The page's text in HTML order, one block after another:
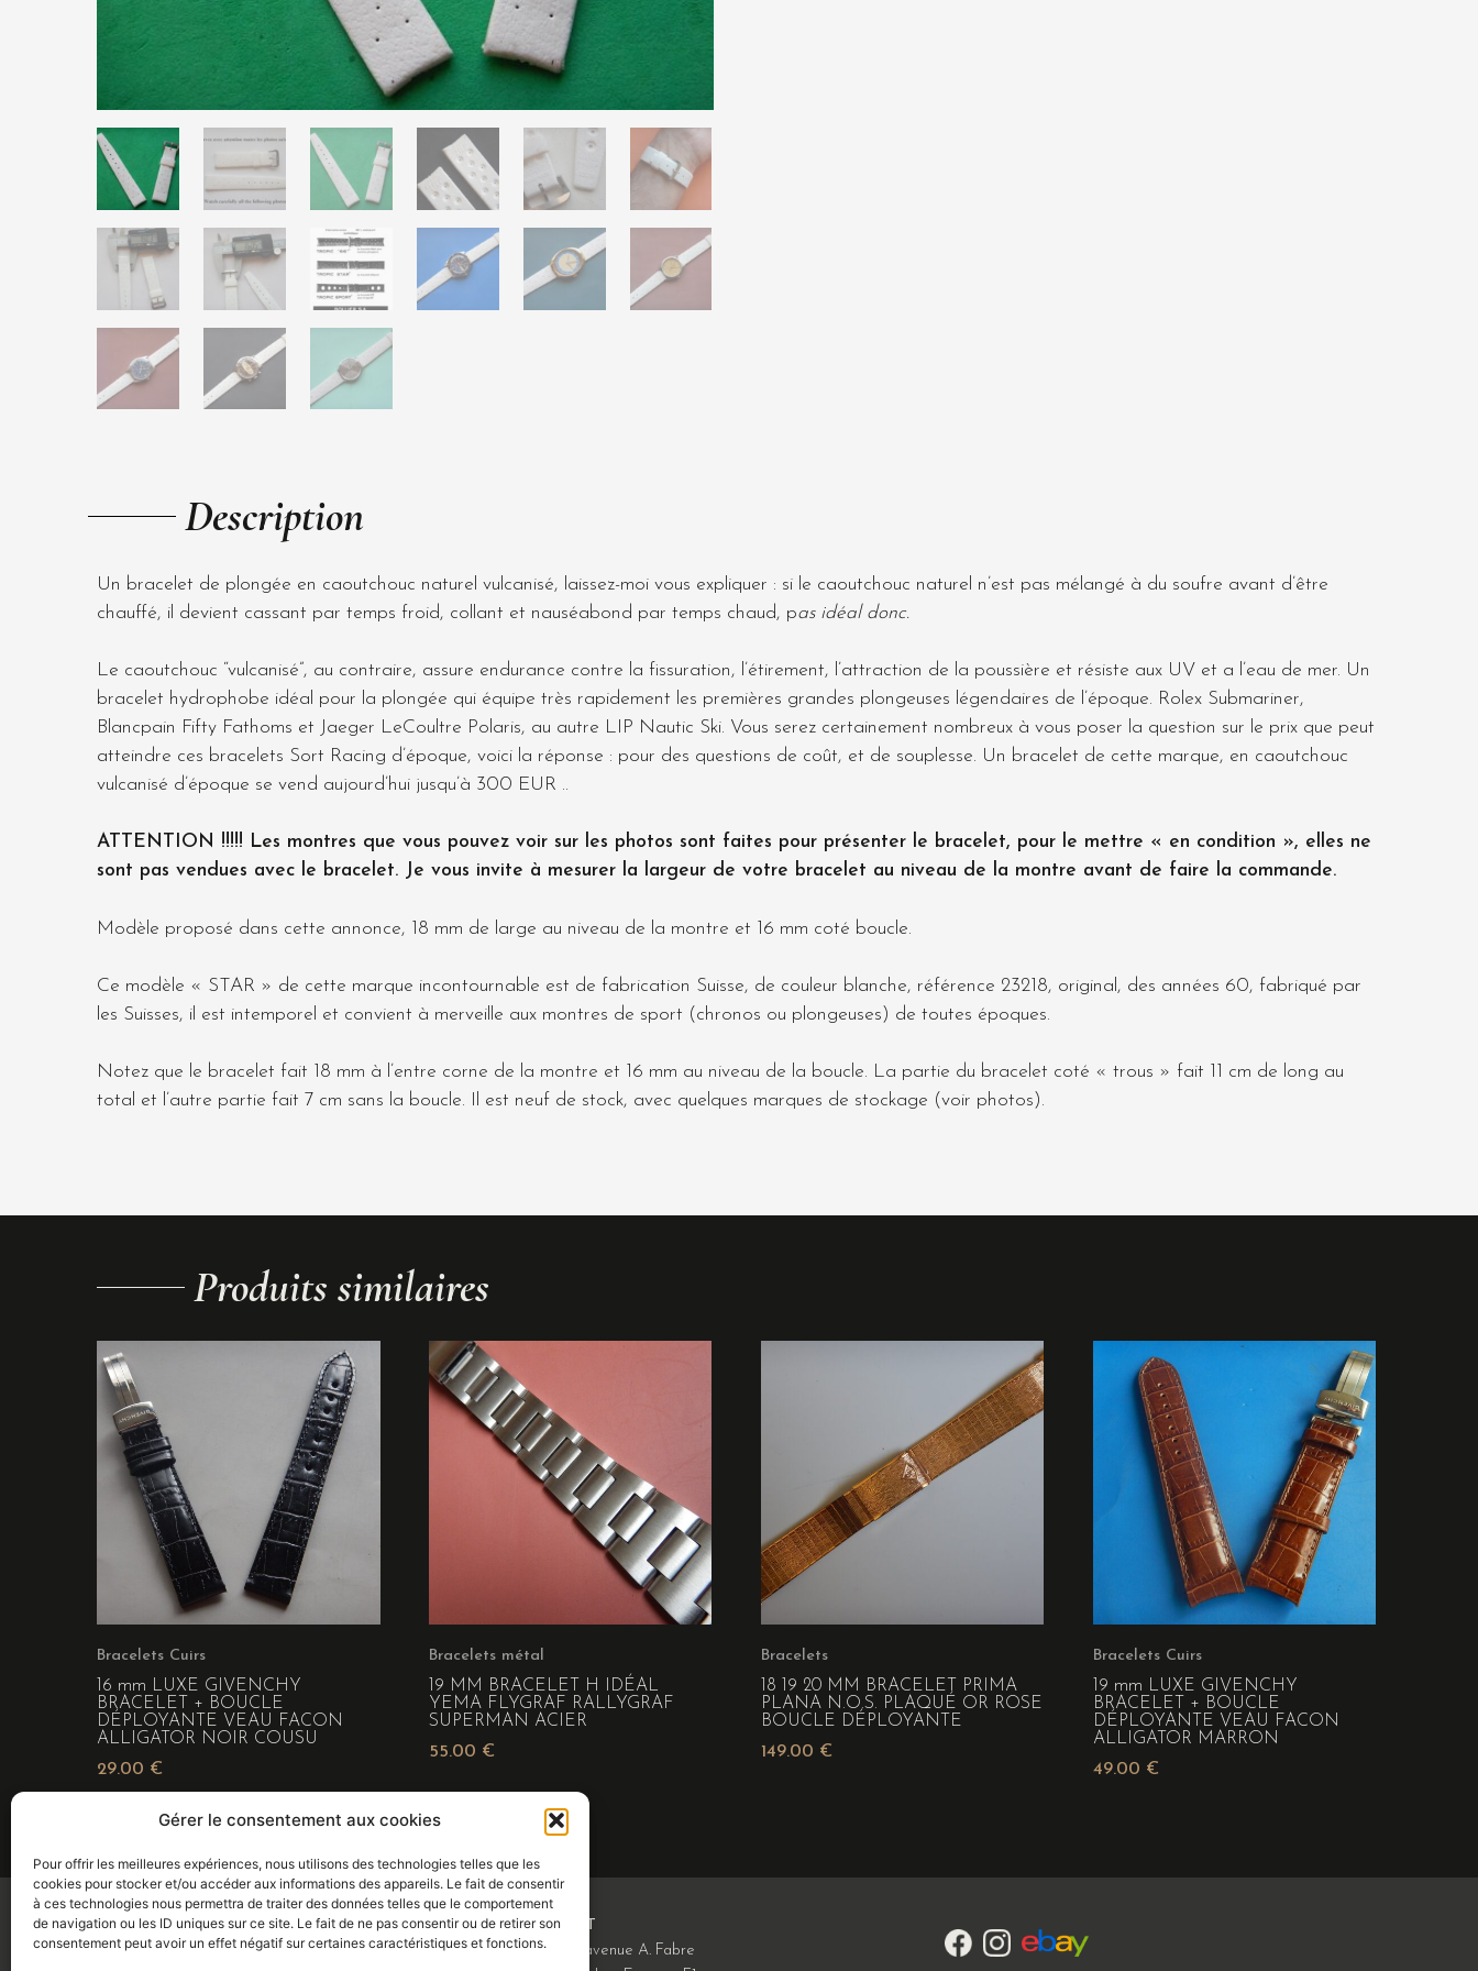
Gérer le consentement aux cookies
Pour offrir les meilleures expériences, nous utilisons des technologies telles que les
cookies pour stocker et/ou accéder aux informations des appareils. Le fait de consentir
à ces technologies nous permettra de traiter des données telles que le comportement
de navigation ou les ID uniques sur ce site. Le fait de ne pas consentir ou de retirer son
consentement peut avoir un effet négatif sur certaines caractéristiques et fonctions.
Description
Un bracelet de plongée en caoutchouc naturel vulcanisé, laissez-moi vous expliquer : si le caoutchouc naturel n’est pas mélangé à du soufre avant d’être
chauffé, il devient cassant par temps froid, collant et nauséabond par temps chaud, pas idéal donc.
Le caoutchouc “vulcanisé”, au contraire, assure endurance contre la fissuration, l’étirement, l’attraction de la poussière et résiste aux UV et a l’eau de mer. Un
bracelet hydrophobe idéal pour la plongée qui équipe très rapidement les premières grandes plongeuses légendaires de l’époque. Rolex Submariner,
Blancpain Fifty Fathoms et Jaeger LeCoultre Polaris, au autre LIP Nautic Ski. Vous serez certainement nombreux à vous poser la question sur le prix que peut
atteindre ces bracelets Sort Racing d’époque, voici la réponse : pour des questions de coût, et de souplesse. Un bracelet de cette marque, en caoutchouc
vulcanisé d’époque se vend aujourd’hui jusqu’à 300 EUR ..
ATTENTION !!!!! Les montres que vous pouvez voir sur les photos sont faites pour présenter le bracelet, pour le mettre « en condition », elles ne
sont pas vendues avec le bracelet. Je vous invite à mesurer la largeur de votre bracelet au niveau de la montre avant de faire la commande.
Modèle proposé dans cette annonce, 18 mm de large au niveau de la montre et 16 mm coté boucle.
Ce modèle « STAR » de cette marque incontournable est de fabrication Suisse, de couleur blanche, référence 23218, original, des années 60, fabriqué par
les Suisses, il est intemporel et convient à merveille aux montres de sport (chronos ou plongeuses) de toutes époques.
Notez que le bracelet fait 18 mm à l’entre corne de la montre et 16 mm au niveau de la boucle. La partie du bracelet coté « trous » fait 11 cm de long au
total et l’autre partie fait 7 cm sans la boucle. Il est neuf de stock, avec quelques marques de stockage (voir photos).
Produits similaires
Bracelets Cuirs
16 mm LUXE GIVENCHY
BRACELET + BOUCLE
DÉPLOYANTE VEAU FACON
ALLIGATOR NOIR COUSU
29.00 €
Bracelets métal
19 MM BRACELET H IDÉAL
YEMA FLYGRAF RALLYGRAF
SUPERMAN ACIER
55.00 €
Bracelets
18 19 20 MM BRACELET PRIMA
PLANA N.O.S. PLAQUÉ OR ROSE
BOUCLE DÉPLOYANTE
149.00 €
Bracelets Cuirs
19 mm LUXE GIVENCHY
BRACELET + BOUCLE
DÉPLOYANTE VEAU FACON
ALLIGATOR MARRON
49.00 €
Eric BALDIN
HORLOGER - PENDULIER
CONTACT
380/450, avenue A. Fabre